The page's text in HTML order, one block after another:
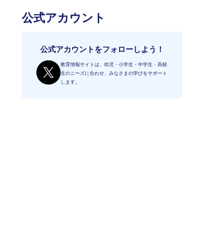
公式アカウント
公式アカウントをフォローしよう！
教育情報サイトは、幼児・小学生・中学生・高校
生のニーズに合わせ、みなさまの学びをサポート
します。